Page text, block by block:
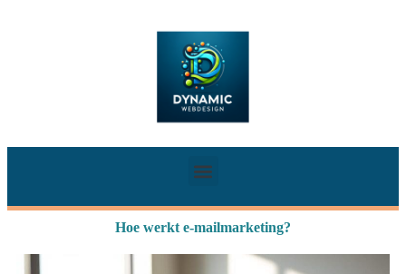
Hoe werkt e-mailmarketing?